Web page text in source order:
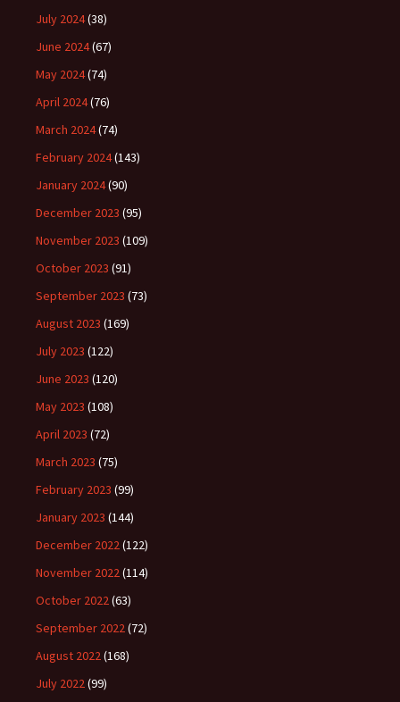
July 2024(38)
June 2024(67)
May 2024(74)
April 2024(76)
March 2024(74)
February 2024(143)
January 2024(90)
December 2023 (95)
November 2023 (109)
October 2023 (91)
September 2023 (73)
August 2023 (169)
July 2023 (122)
June 2023 (120)
May 2023 (108)
April 2023 (72)
March 2023 (75)
February 2023 (99)
January 2023 (144)
December 2022(122)
November 2022(114)
October 2022(63)
September 2022(72)
August 2022(168)
July 2022(99)